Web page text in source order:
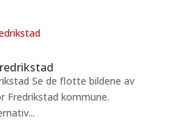
Se de flotte bildene av
Fredrikstad kommune.